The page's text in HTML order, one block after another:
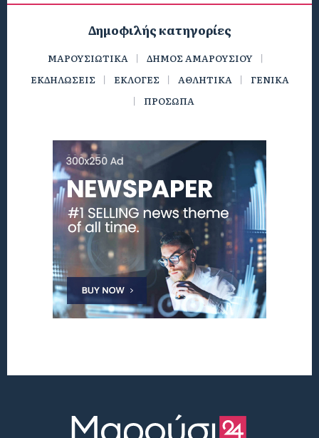
Δημοφιλής κατηγορίες
ΜΑΡΟΥΣΙΩΤΙΚΑ
ΔΗΜΟΣ ΑΜΑΡΟΥΣΙΟΥ
ΕΚΔΗΛΩΣΕΙΣ
ΕΚΛΟΓΕΣ ΑΘΛΗΤΙΚΑ
ΓΕΝΙΚΑ
ΠΡΟΣΩΠΑ